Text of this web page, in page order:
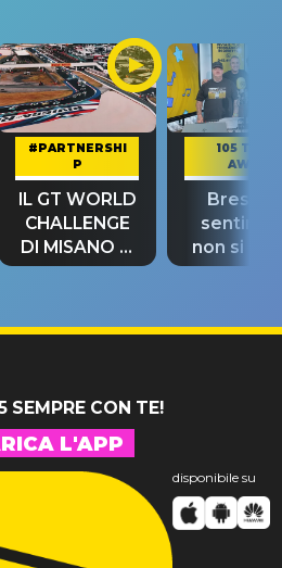
#PARTNERSHI
P
IL GT WORLD
CHALLENGE
DI MISANO si
riconferma
105 TAKE
AWAY
Bresh:
non si
fino alla
SEMPRE CON TE!
L'APP
disponibile su